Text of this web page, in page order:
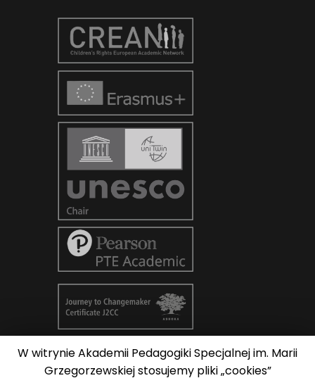
© Copyright 2026AKADEMIA
W witrynie Akademii Pedagogiki Specjalnej im. Marii
Grzegorzewskiej stosujemy pliki „cookies”